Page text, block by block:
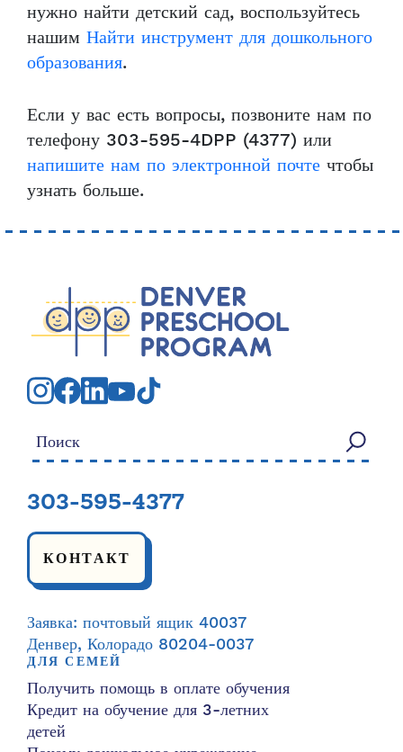
нужно найти детский сад, воспользуйтесь
нашим Найти инструмент для дошкольного
образования.
Если у вас есть вопросы, позвоните нам по
телефону 303-595-4DPP (4377) или
напишите нам по электронной почте чтобы
узнать больше.
Искать:
303-595-4377
КОНТАКТ
Заявка: почтовый ящик 40037
Денвер, Колорадо 80204-0037
ДЛЯ СЕМЕЙ
Получить помощь в оплате обучения
Кредит на обучение для 3-летних
детей